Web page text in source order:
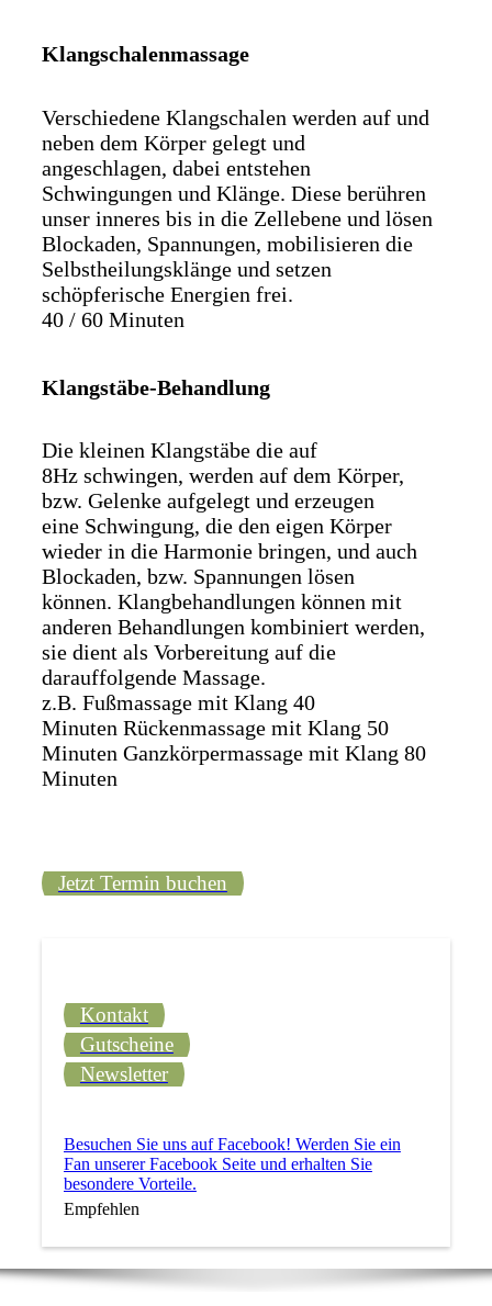
Klangschalenmassage
Verschiedene Klangschalen werden auf und
neben dem Körper gelegt und
angeschlagen, dabei entstehen
Schwingungen und Klänge. Diese berühren
unser inneres bis in die Zellebene und lösen
Blockaden, Spannungen, mobilisieren die
Selbstheilungsklänge und setzen
schöpferische Energien frei.
40 / 60 Minuten
Klangstäbe-Behandlung
Die kleinen Klangstäbe die auf
8Hz schwingen, werden auf dem Körper,
bzw. Gelenke aufgelegt und erzeugen
eine Schwingung, die den eigen Körper
wieder in die Harmonie bringen, und auch
Blockaden, bzw. Spannungen lösen
können. Klangbehandlungen können mit
anderen Behandlungen kombiniert werden,
sie dient als Vorbereitung auf die
darauffolgende Massage.
z.B. Fußmassage mit Klang 40
Minuten Rückenmassage mit Klang 50
Minuten Ganzkörpermassage mit Klang 80
Minuten
Jetzt Termin buchen
Kontakt
Gutscheine
Newsletter
Besuchen Sie uns auf Facebook! Werden Sie ein
Fan unserer Facebook Seite und erhalten Sie
besondere Vorteile.
Empfehlen